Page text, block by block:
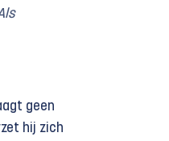
geen
hij zich